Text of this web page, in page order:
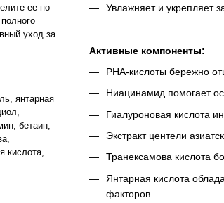
ее по
уход за
янтарная
бетаин,
кислота,
Увлажняет и укрепляет
Активные компоненты:
PHA-кислоты бережно
Ниацинамид помогает
Гиалуроновая кислота
Экстракт центели
Транексамова кислота
Янтарная кислота
факторов.